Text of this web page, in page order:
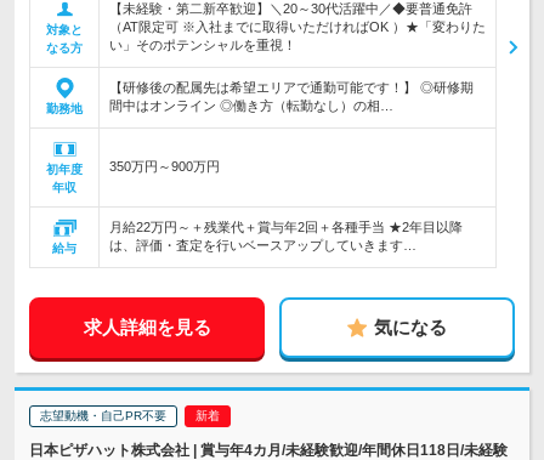
対象と
なる方
【未経験・第二新卒歓迎】＼20～30代活躍中／◆要普通免許
（AT限定可 ※入社までに取得いただければOK ）★「変わりた
い」そのポテンシャルを重視！
勤務地
【研修後の配属先は希望エリアで通勤可能です！】 ◎研修期
間中はオンライン ◎働き方（転勤なし）の相…
初年度
年収
350万円～900万円
給与
月給22万円～＋残業代＋賞与年2回＋各種手当 ★2年目以降
は、評価・査定を行いベースアップしていきます…
求人詳細を見る 気になる
志望動機・自己PR不要
日本ピザハット株式会社 | 賞与年4カ月/未経験歓迎/年間休日118日/未経験